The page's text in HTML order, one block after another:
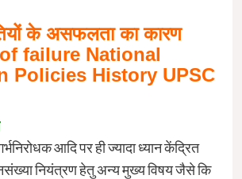
के असफलता का कारण
failure National
Policies History UPSC
आदि पर ही ज्यादा ध्यान केंद्रित
नियंत्रण हेतु अन्य मुख्य विषय जैसे कि